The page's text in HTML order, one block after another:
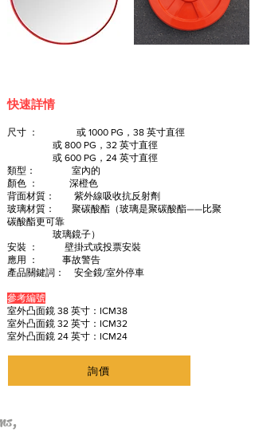
快速詳情
尺寸 ： 或 1000 PG，38 英寸直徑
或 800 PG，32 英寸直徑
或 600 PG，24 英寸直徑
類型： 室內的
顏色 ： 深橙色
背面材質： 紫外線吸收抗反射劑
玻璃材質： 聚碳酸酯（玻璃是聚碳酸酯——比聚
碳酸酯更可靠
玻璃鏡子）
安裝 ： 壁掛式或投票安裝
應用 ： 事故警告
產品關鍵詞： 安全鏡/室外停車
參考編號
室外凸面鏡 38 英寸：ICM38
室外凸面鏡 32 英寸：ICM32
室外凸面鏡 24 英寸：ICM24
詢價